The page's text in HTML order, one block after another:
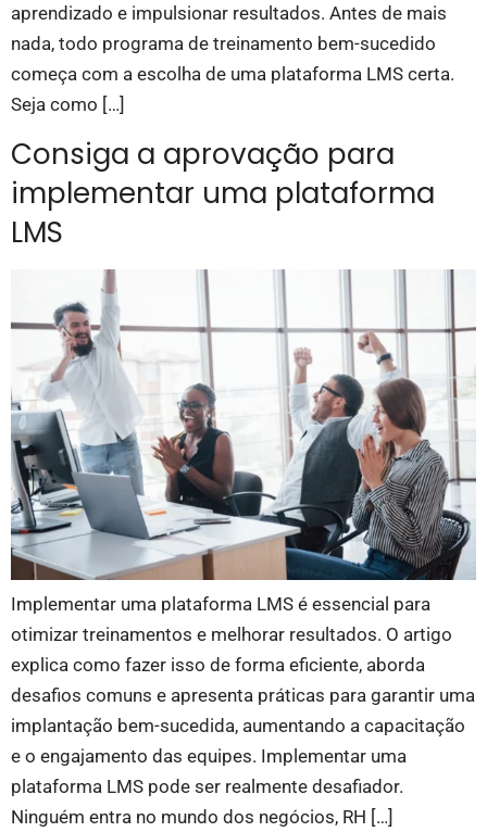
aprendizado e impulsionar resultados. Antes de mais
nada, todo programa de treinamento bem-sucedido
começa com a escolha de uma plataforma LMS certa.
Seja como […]
Consiga a aprovação para
implementar uma plataforma
LMS
Implementar uma plataforma LMS é essencial para
otimizar treinamentos e melhorar resultados. O artigo
explica como fazer isso de forma eficiente, aborda
desafios comuns e apresenta práticas para garantir uma
implantação bem-sucedida, aumentando a capacitação
e o engajamento das equipes. Implementar uma
plataforma LMS pode ser realmente desafiador.
Ninguém entra no mundo dos negócios, RH […]